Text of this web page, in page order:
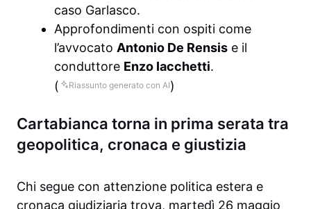
caso Garlasco.
Approfondimenti con ospiti come
l’avvocato Antonio De Rensis e il
conduttore Enzo Iacchetti.
(
Riassunto generato con AI)
Cartabianca torna in prima serata tra
geopolitica, cronaca e giustizia
Chi segue con attenzione politica estera e
cronaca giudiziaria trova, martedì 26 maggio